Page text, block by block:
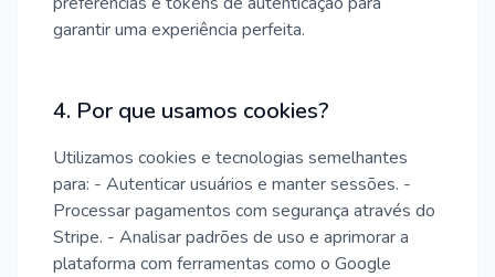
garantir uma experiência perfeita.
4. Por que usamos cookies?
Utilizamos cookies e tecnologias semelhantes
para: - Autenticar usuários e manter sessões. -
Processar pagamentos com segurança através do
Stripe. - Analisar padrões de uso e aprimorar a
plataforma com ferramentas como o Google